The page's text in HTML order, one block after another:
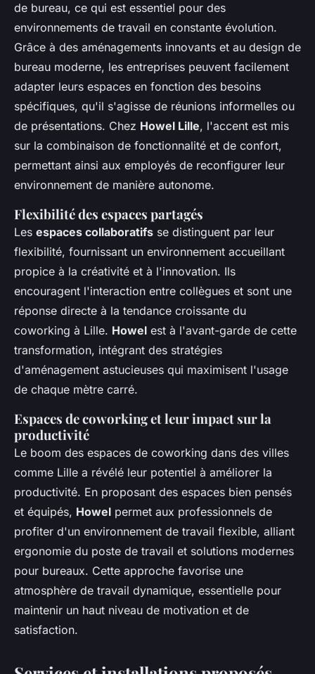
de bureau, ce qui est essentiel pour des
environnements de travail en constante évolution.
Grâce à des aménagements innovants et au design de
bureau moderne, les entreprises peuvent facilement
adapter leurs espaces en fonction des besoins
spécifiques, qu'il s'agisse de réunions informelles ou
de présentations. Chez Howel Lille, l'accent est mis
sur la combinaison de fonctionnalité et de confort,
permettant ainsi aux employés de reconfigurer leur
environnement de manière autonome.
Flexibilité des espaces partagés
Les espaces collaboratifs se distinguent par leur
flexibilité, fournissant un environnement accueillant
propice à la créativité et à l'innovation. Ils
encouragent l'interaction entre collègues et sont une
réponse directe à la tendance croissante du
coworking à Lille. Howel est à l'avant-garde de cette
transformation, intégrant des stratégies
d'aménagement astucieuses qui maximisent l'usage
de chaque mètre carré.
Espaces de coworking et leur impact sur la
productivité
Le boom des espaces de coworking dans des villes
comme Lille a révélé leur potentiel à améliorer la
productivité. En proposant des espaces bien pensés
et équipés, Howel permet aux professionnels de
profiter d'un environnement de travail flexible, alliant
ergonomie du poste de travail et solutions modernes
pour bureaux. Cette approche favorise une
atmosphère de travail dynamique, essentielle pour
maintenir un haut niveau de motivation et de
satisfaction.